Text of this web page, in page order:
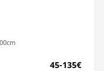
45-135€